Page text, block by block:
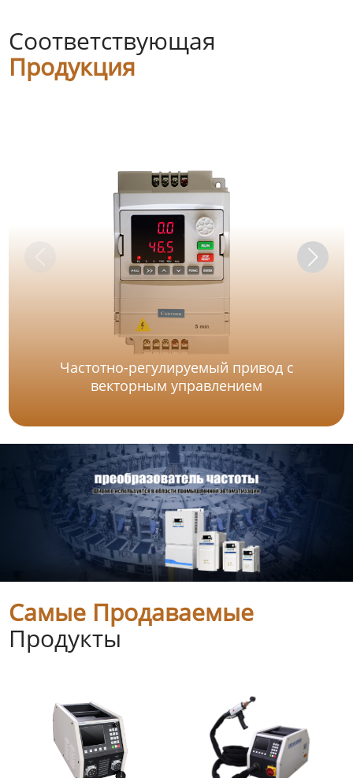
Соответствующая
Продукция
Частотно-регулируемый привод с
векторным управлением
Самые Продаваемые
Продукты